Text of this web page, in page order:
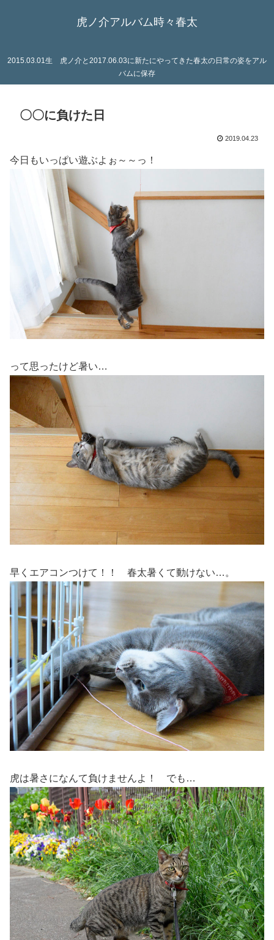
虎ノ介アルバム時々春太
2015.03.01生 虎ノ介と2017.06.03に新たにやってきた春太の日常の姿をアル
バムに保存
〇〇に負けた日
2019.04.23
今日もいっぱい遊ぶよぉ～～っ！
って思ったけど暑い…
早くエアコンつけて！！ 春太暑くて動けない…。
虎は暑さになんて負けませんよ！ でも…